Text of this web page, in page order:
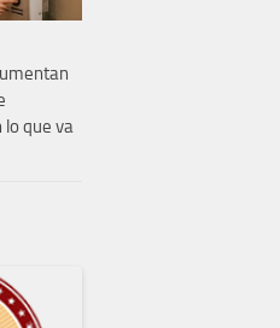
lo que va